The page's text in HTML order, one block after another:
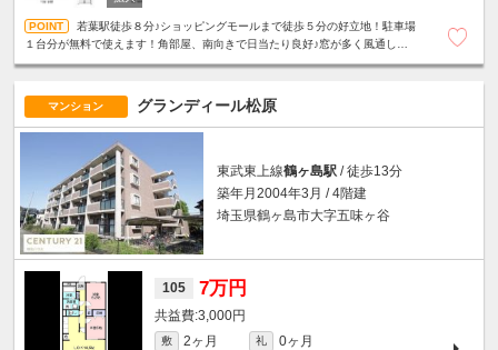
若葉駅徒歩８分♪ショッピングモールまで徒歩５分の好立地！駐車場
１台分が無料で使えます！角部屋、南向きで日当たり良好♪窓が多く風通しも
マンション グランディール松原
東武東上線鶴ヶ島駅 / 徒歩13分
築年月2004年3月 / 4階建
埼玉県鶴ヶ島市大字五味ヶ谷
105 7万円
3,000円
敷 2ヶ月 礼
0ヶ月